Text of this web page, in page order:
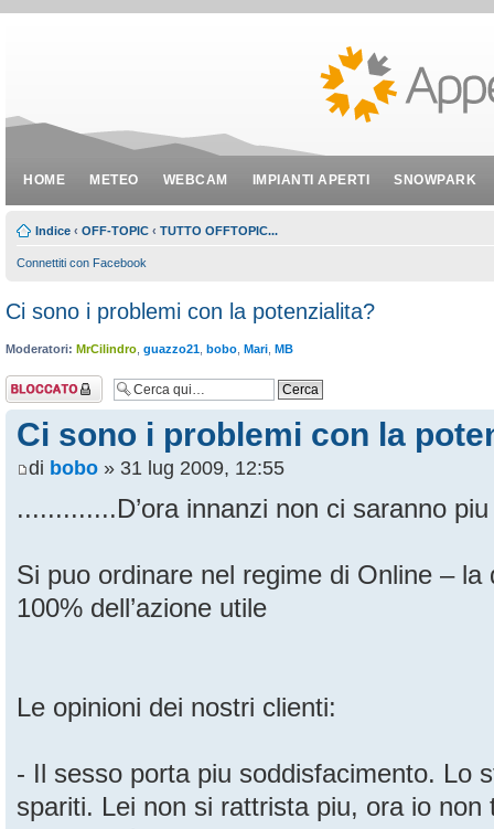
HOME METEO WEBCAM IMPIANTI APERTI SNOWPARK
Indice ‹ OFF-TOPIC ‹ TUTTO OFFTOPIC...
Connettiti con Facebook
Ci sono i problemi con la potenzialita?
Moderatori: MrCilindro guazzo21 bobo Mari MB
Argomento
bloccato
Ci sono i problemi con la
di bobo » 31 lug 2009, 12:55
.............D’ora innanzi non ci saranno piu
Si puo ordinare nel regime di Online –
100% dell’azione utile
Le opinioni dei nostri clienti:
- Il sesso porta piu soddisfacimento. Lo
spariti. Lei non si rattrista piu, ora io